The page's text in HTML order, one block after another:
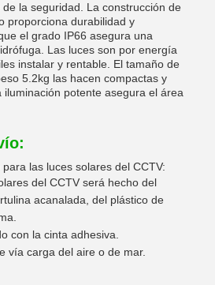
la seguridad. La construcción de
proporciona durabilidad y
el grado IP66 asegura una
Las luces son por energía
instalar y rentable. El tamaño de
5.2kg las hacen compactas y
iluminación potente asegura el área
las luces solares del CCTV:
del CCTV será hecho del
acanalada, del plástico de
con la cinta adhesiva.
vía carga del aire o de mar.